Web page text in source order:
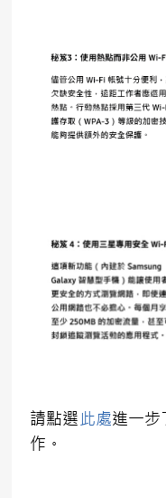
請點選此處進一
作。